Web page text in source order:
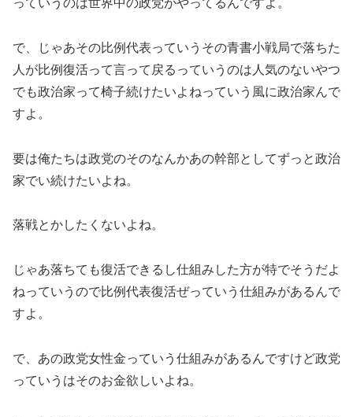
っていうのは世界中の政党がやってるんですよ。
で、じゃあその比例代表っていうその青書小戦局で落ちた
人が比例復活って言って戻るっていうのは人気のないやつ
でも政治家って椅子続けたいよねっていう風に政治家んで
すよ。
要は俺たちは政党のそのなんかあの幹部としてずっと政治
家でい続けたいよね。
落戦とかしたくないよね。
じゃあ落ちても復活できるし仕組みした方が特でそうだよ
ねっていうので比例代表復活ぜっていう仕組みがあるんで
すよ。
で、あの政党女性金っていう仕組みがあるんですけど政党
っていうはそのお金欲しいよね。